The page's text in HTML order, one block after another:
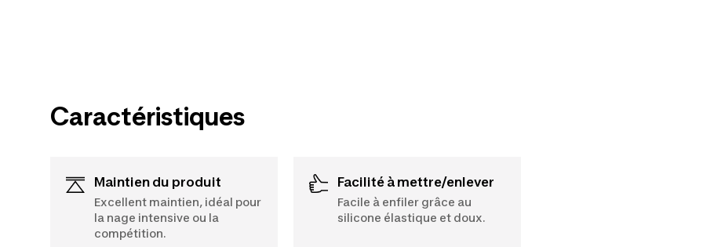
Caractéristiques
Maintien du produit
Excellent maintien, idéal pour
la nage intensive ou la
compétition.
Facilité à mettre/enlever
Facile à enfiler grâce au
silicone élastique et doux.